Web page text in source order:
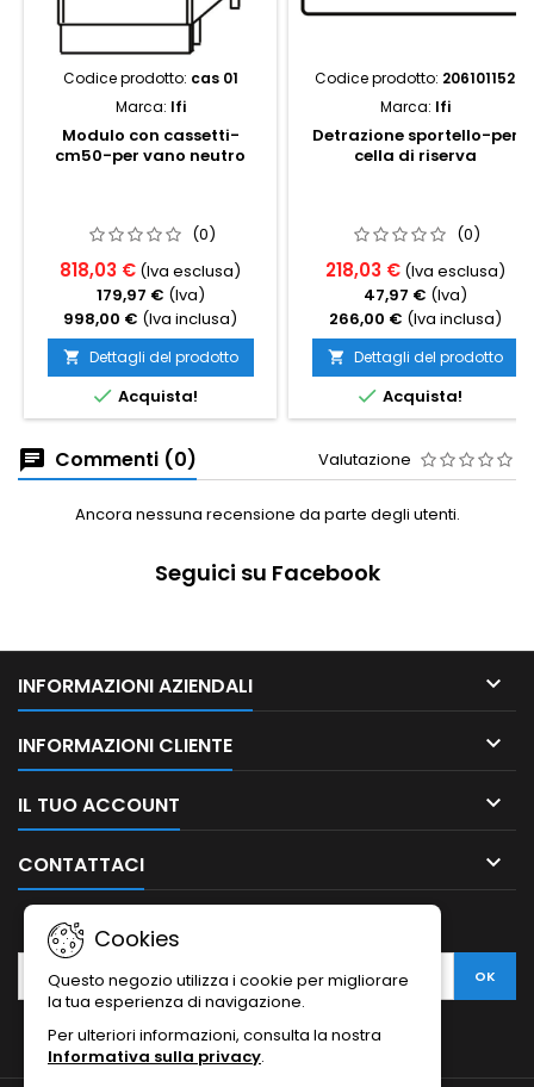
Codice prodotto: cas 01
Marca: Ifi
Modulo con cassetti-
cm50-per vano neutro
(0)
818,03 € (Iva esclusa)
179,97 € (Iva)
998,00 € (Iva inclusa)
 Dettagli del prodotto
 Acquista!
Codice prodotto: 206101152
Marca: Ifi
Detrazione sportello-per
cella di riserva
(0)
218,03 € (Iva esclusa)
47,97 € (Iva)
266,00 € (Iva inclusa)
 Dettagli del prodotto
 Acquista!
Commenti (0) Valutazione
Ancora nessuna recensione da parte degli utenti.
Seguici su Facebook
INFORMAZIONI AZIENDALI 
INFORMAZIONI CLIENTE 
IL TUO ACCOUNT 
CONTATTACI 
Cookies
Questo negozio utilizza i cookie per migliorare
la tua esperienza di navigazione.
Per ulteriori informazioni, consulta la nostra
Informativa sulla privacy.